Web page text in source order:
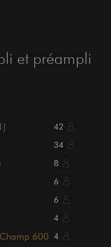
et préampli
42
34
8
6
6
4
600 4